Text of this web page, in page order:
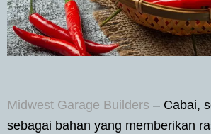
Midwest Garage Builders – Cabai,
sebagai bahan yang memberikan